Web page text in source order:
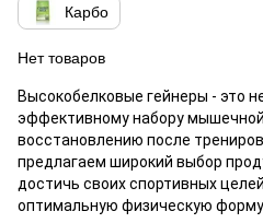
Карбо
Нет товаров
Высокобелковые гейнеры - это
эффективному набору
восстановлению после
предлагаем широкий выбор
достичь своих спортивных
оптимальную физическую форму.